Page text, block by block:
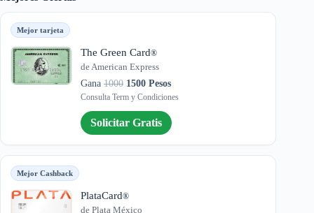
Mejor tarjeta
The Green Card®
de American Express
Gana 1000 1500 Pesos
Consulta Term y Condiciones
Solicitar Gratis
Mejor Cashback
PlataCard®
de Plata México